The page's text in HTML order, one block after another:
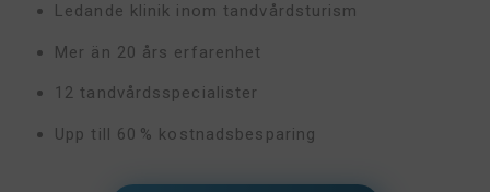
Ledande klinik inom tandvårdsturism
Mer än 20 års erfarenhet
12 tandvårdsspecialister
Upp till 60 % kostnadsbesparing